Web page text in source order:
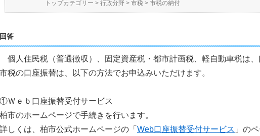
トップカテゴリー > 行政分野 > 市税 > 市税の納付
回答
個人住民税（普通徴収）、固定資産税・都市計画税、軽自動車税は、
市税の口座振替は、以下の方法でお申込みいただけます。
①Ｗｅｂ口座振替受付サービス
柏市のホームページで手続きを行います。
詳しくは、柏市公式ホームページの「 Web口座振替受付サービス 」の